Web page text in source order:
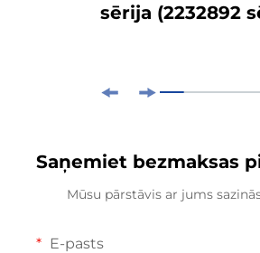
sērija (2232892
Saņemiet bezmaksas
Mūsu pārstāvis ar jums
E-pasts